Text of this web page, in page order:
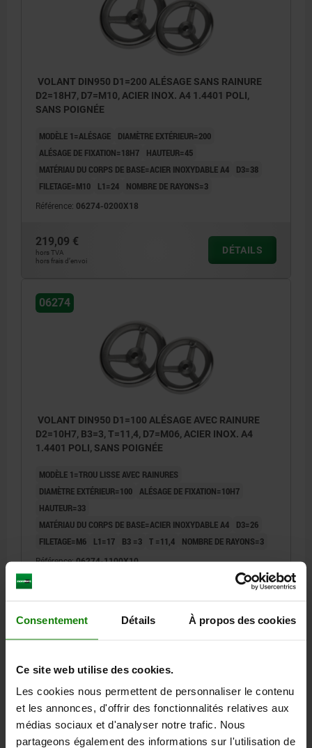
Consentement Détails À propos des cookies
Ce site web utilise des cookies.
Les cookies nous permettent de personnaliser le contenu
et les annonces, d'offrir des fonctionnalités relatives aux
médias sociaux et d'analyser notre trafic. Nous
partageons également des informations sur l'utilisation de
VOLANT DIN950 D1=200 ALÉSAGE SANS RAINURE
D2=18H7, D7=M10, ACIER INOX. A4 1.4401 POLI,
SANS POIGNÉE
MODÈLE 1=ALÉSAGE
DIAMÈTRE EXTÉRIEUR=200
ALÉSAGE DE FIXATION=18H7
HAUTEUR=45
MATÉRIAU DU CORPS DE BASE=ACIER INOXYDABLE A4
D3=38
FILETAGE=M10
L1=24 NOMBRE DE RAYONS=3
Référence: 06274-0200X18
219,09 €
hors TVA
hors frais d’envoi
DÉTAILS
06274
VOLANT DIN950 D1=100 ALÉSAGE AVEC RAINURE
D2=10H7, B3=3, T=11,4, D7=M06, ACIER INOX. A4
1.4401 POLI, SANS POIGNÉE
MODÈLE 1=TROU LISSE AVEC RAINURES
DIAMÈTRE EXTÉRIEUR=100
ALÉSAGE DE FIXATION=10H7
HAUTEUR=33
MATÉRIAU DU CORPS DE BASE=ACIER INOXYDABLE A4
D3=26
FILETAGE=M6
L1=17 B3 =3 T =11,4 NOMBRE DE RAYONS=3
Référence:06274-1100X10
hors frais d’envoi